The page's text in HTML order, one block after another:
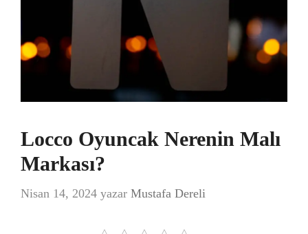
Locco Oyuncak Nerenin Malı
Markası?
Nisan 14, 2024 yazar Mustafa Dereli